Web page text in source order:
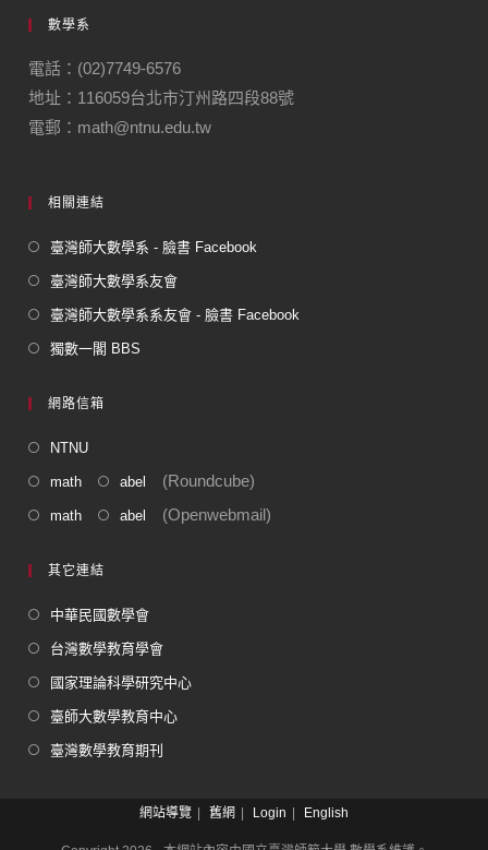
數學系
電話：(02)7749-6576
地址：116059台北市汀州路四段88號
電郵：math@ntnu.edu.tw
相關連結
臺灣師大數學系 - 臉書 Facebook
臺灣師大數學系友會
臺灣師大數學系系友會 - 臉書 Facebook
獨數一閣 BBS
網路信箱
NTNU
math abel (Roundcube)
math abel (Openwebmail)
其它連結
中華民國數學會
台灣數學教育學會
國家理論科學研究中心
臺師大數學教育中心
臺灣數學教育期刊
網站導覽 舊網 Login English